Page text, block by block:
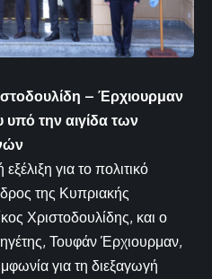
– Έρχιουρμαν
υπό την αιγίδα των
για το πολιτικό
της Κυπριακής
Χριστοδουλίδης, και ο
Τουφάν Έρχιουρμαν,
για τη διεξαγωγή